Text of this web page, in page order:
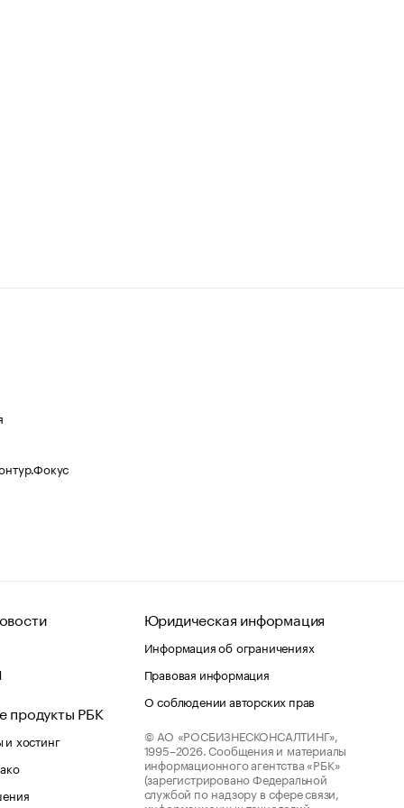
продукты РБК
хостинг
Юридическая информация
Информация об ограничениях
Правовая информация
О соблюдении авторских прав
© АО «РОСБИЗНЕСКОНСАЛТИНГ»,
1995–2026. Сообщения и материалы
информационного агентства «РБК»
(зарегистрировано Федеральной
службой по надзору в сфере связи,